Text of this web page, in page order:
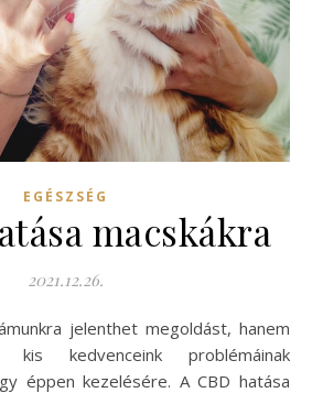
EGÉSZSÉG
macskákra
2021.12.26.
kis kedvenceink problémáinak
éppen kezelésére. A CBD hatása